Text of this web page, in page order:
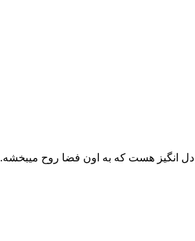
انگیز هست که به اون فضا روح میبخشه.